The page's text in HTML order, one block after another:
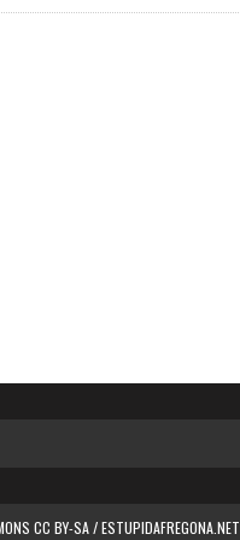
CC BY-SA / ESTUPIDAFREGONA.NET